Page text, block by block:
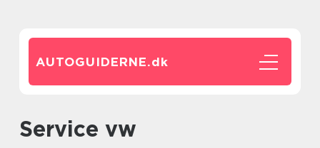
AUTOGUIDERNE.dk
service vw